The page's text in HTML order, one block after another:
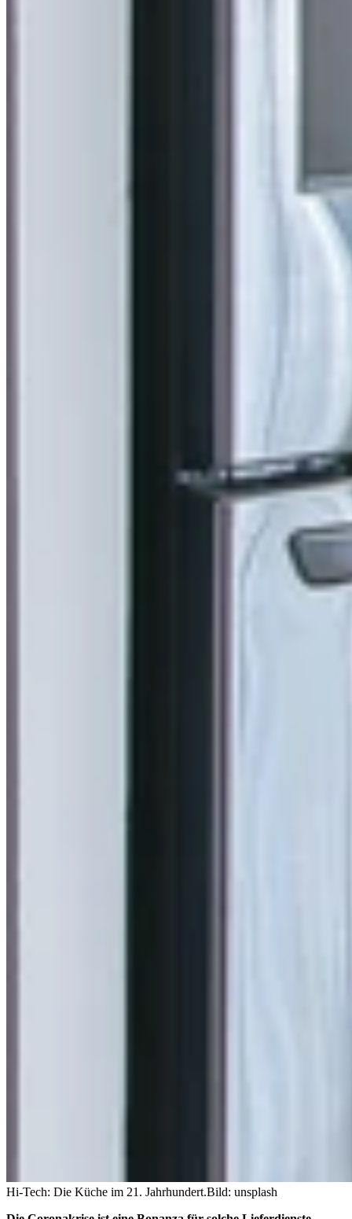
Hi-Tech: Die Küche im 21. Jahrhundert.Bild: unsplash